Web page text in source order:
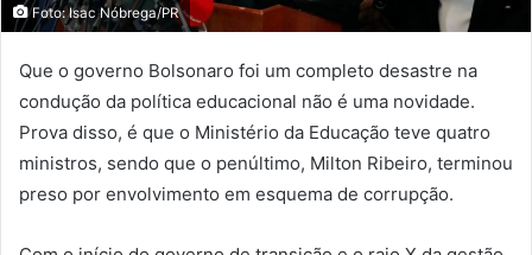
Foto: Isac Nóbrega/PR
Que o governo Bolsonaro foi um completo desastre na
condução da política educacional não é uma novidade.
Prova disso, é que o Ministério da Educação teve quatro
ministros, sendo que o penúltimo, Milton Ribeiro, terminou
preso por envolvimento em esquema de corrupção.